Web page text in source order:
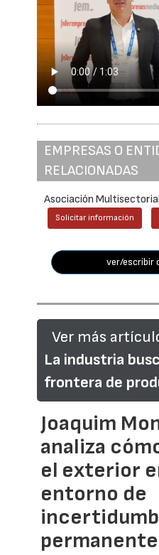
EMPRESAS O
RELACIONADAS
Asociación
Solicitar información
ver/escribir
Ver más
La industria
frontera de
Joaquim
analiza
el exterior
entorno de
permanente